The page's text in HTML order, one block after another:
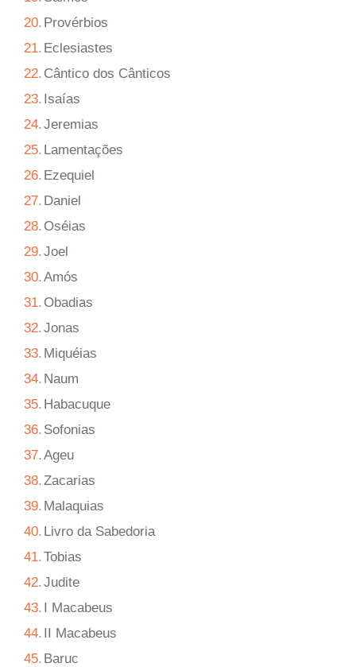
20. Provérbios
21. Eclesiastes
22. Cântico dos Cânticos
23. Isaías
24.Jeremias
25. Lamentações
26. Ezequiel
27. Daniel
28. Oséias
29.Joel
30.Amós
31. Obadias
32.Jonas
33. Miquéias
34. Naum
35. Habacuque
36. Sofonias
37.Ageu
38.Zacarias
39. Malaquias
40. Livro da Sabedoria
41.Tobias
42.Judite
43. I Macabeus
44. II Macabeus
45. Baruc